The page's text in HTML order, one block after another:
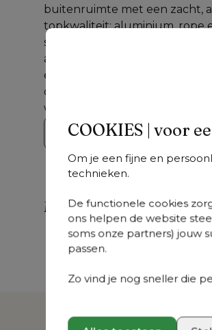
COOKIES | voor
Om je een fijne en
technieken.
De functionele cookies
ons helpen de website
soms onze partners) jouw
passen.
Zo vind je nog sneller die
buitenruimte met een zacht,
topkwaliteit: aluminium, rope
speelse lijnen van de Orso
aan de bijpassende Orso
een plek om weg te dromen.
ontspanning en biedt een
waardoor elk moment buiten
Bekijk de collectie
Meer uit deze collectie
Orso + varianten
Orso loungebank
en zwart verticaal
Natte Charcoal
Orso
en